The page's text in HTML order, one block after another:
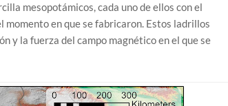
mesopotámicos, cada uno de ellos con el
momento en que se fabricaron. Estos ladrillos
y la fuerza del campo magnético en el que se